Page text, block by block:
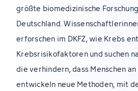
größte biomedizinische
Deutschland.
erforschen im DKFZ, wie Krebs
Krebsrisikofaktoren und suchen
die verhindern, dass Menschen
entwickeln neue Methoden, mit